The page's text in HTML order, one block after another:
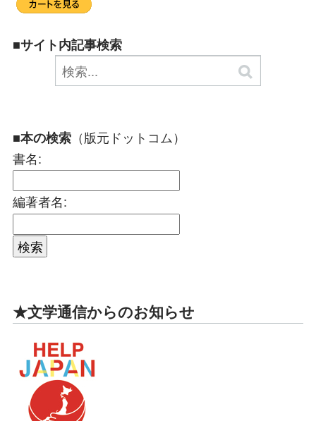
■サイト内記事検索
■本の検索 （版元ドットコム）
書名:
編著者名:
★文学通信からのお知らせ